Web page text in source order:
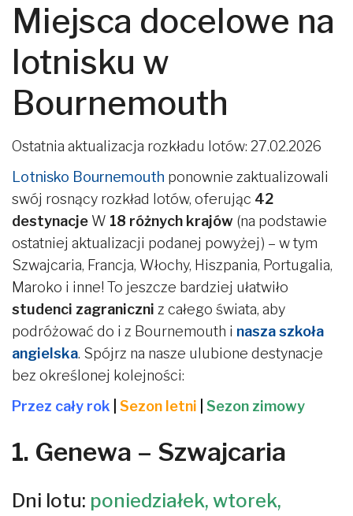
Miejsca docelowe na
lotnisku w
Bournemouth
Ostatnia aktualizacja rozkładu lotów: 27.02.2026
Lotnisko Bournemouth ponownie zaktualizowali
swój rosnący rozkład lotów, oferując 42
destynacje W 18 różnych krajów (na podstawie
ostatniej aktualizacji podanej powyżej) – w tym
Szwajcaria, Francja, Włochy, Hiszpania, Portugalia,
Maroko i inne! To jeszcze bardziej ułatwiło
studenci zagraniczni z całego świata, aby
podróżować do i z Bournemouth i nasza szkoła
angielska. Spójrz na nasze ulubione destynacje
bez określonej kolejności:
Przez cały rok
Sezon letni Sezon zimowy
1. Genewa – Szwajcaria
Dni lotu: poniedziałek, wtorek,